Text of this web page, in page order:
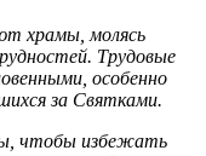
храмы, молясь
Трудовые
особенно
за Святками.
чтобы избежать